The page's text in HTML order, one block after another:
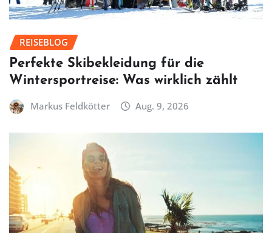
REISEBLOG
Perfekte Skibekleidung für die
Wintersportreise: Was wirklich zählt
Markus Feldkötter Aug. 9, 2026